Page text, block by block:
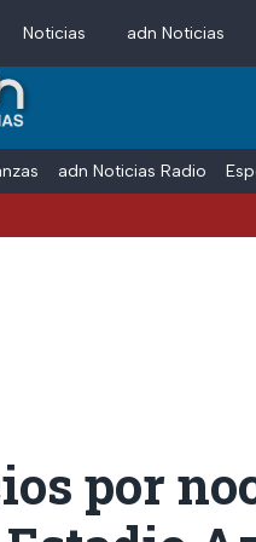
Noticias adn Noticias
adn Noticias Radio
por